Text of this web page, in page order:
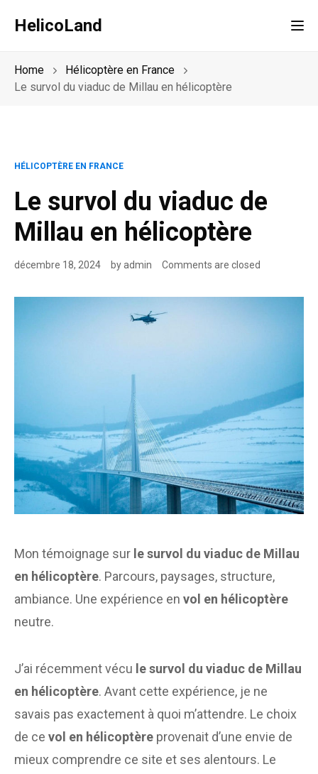
HelicoLand
Home
Hélicoptère en France
Le survol du viaduc de Millau en hélicoptère
HÉLICOPTÈRE EN FRANCE
Le survol du viaduc de
Millau en hélicoptère
décembre 18, 2024 byadmin Comments are closed
Mon témoignage sur le survol du viaduc de Millau
en hélicoptère. Parcours, paysages, structure,
ambiance. Une expérience en vol en hélicoptère
neutre.
J’ai récemment vécu le survol du viaduc de Millau
en hélicoptère. Avant cette expérience, je ne
savais pas exactement à quoi m’attendre. Le choix
de ce vol en hélicoptère provenait d’une envie de
mieux comprendre ce site et ses alentours. Le